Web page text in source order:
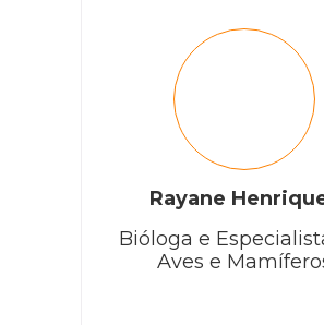
Rayane
Bióloga e
Aves e